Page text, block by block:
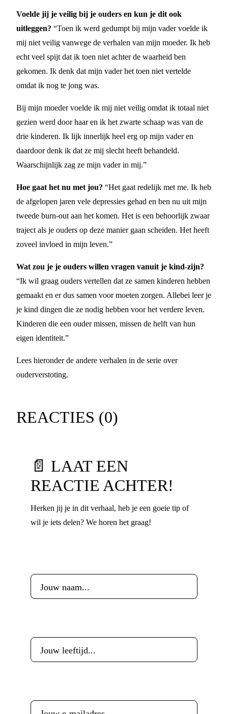
Voelde jij je veilig bij je ouders en kun je dit ook
uitleggen? “Toen ik werd gedumpt bij mijn vader voelde ik
mij niet veilig vanwege de verhalen van mijn moeder. Ik heb
echt veel spijt dat ik toen niet achter de waarheid ben
gekomen. Ik denk dat mijn vader het toen niet vertelde
omdat ik nog te jong was.
Bij mijn moeder voelde ik mij niet veilig omdat ik totaal niet
gezien werd door haar en ik het zwarte schaap was van de
drie kinderen. Ik lijk innerlijk heel erg op mijn vader en
daardoor denk ik dat ze mij slecht heeft behandeld.
Waarschijnlijk zag ze mijn vader in mij.”
Hoe gaat het nu met jou? “Het gaat redelijk met me. Ik heb
de afgelopen jaren vele depressies gehad en ben nu uit mijn
tweede burn-out aan het komen. Het is een behoorlijk zwaar
traject als je ouders op deze manier gaan scheiden. Het heeft
zoveel invloed in mijn leven.”
Wat zou je je ouders willen vragen vanuit je kind-zijn?
“Ik wil graag ouders vertellen dat ze samen kinderen hebben
gemaakt en er dus samen voor moeten zorgen. Allebei leer je
je kind dingen die ze nodig hebben voor het verdere leven.
Kinderen die een ouder missen, missen de helft van hun
eigen identiteit.”
Lees hieronder de andere verhalen in de serie over
ouderverstoting.
REACTIES (0)
📄 LAAT EEN
REACTIE ACHTER!
Herken jij je in dit verhaal, heb je een goeie tip of
wil je iets delen? We horen het graag!